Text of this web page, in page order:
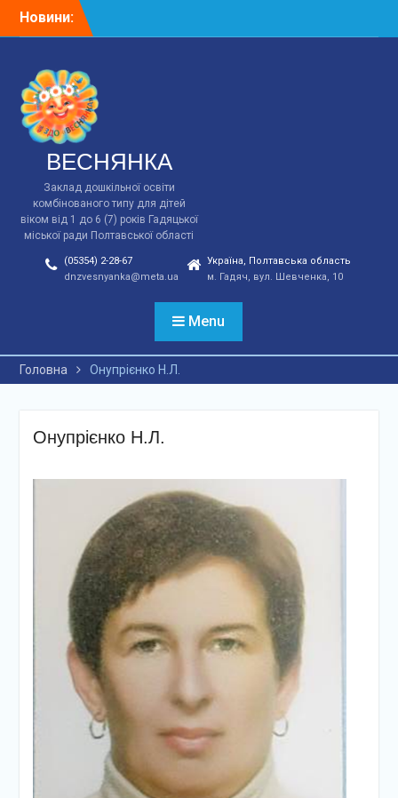
Новини:
заходів у зв*язку з 90-ми
виховатилем Зощук І.М.
було проведена година.
ВЕСНЯНКА
Заклад дошкільної освіти
комбінованого типу для дітей
віком від 1 до 6 (7) років Гадяцької
міської ради Полтавської області
(05354) 2-28-67
dnzvesnyanka@meta.ua
Україна, Полтавська область
м. Гадяч, вул. Шевченка, 10
Menu
Головна Онупрієнко Н.Л.
Онупрієнко Н.Л.